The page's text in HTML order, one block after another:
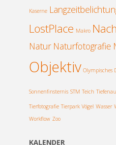
Kaserne
LostPlace Makro
Natur Naturfotografie
Objektiv Olympisches
Sonnenfinsternis STM Teich
Tierfotografie Tierpark Vögel Wasser
Workflow Zoo
KALENDER